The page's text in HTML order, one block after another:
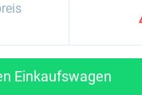
Einkaufswagen